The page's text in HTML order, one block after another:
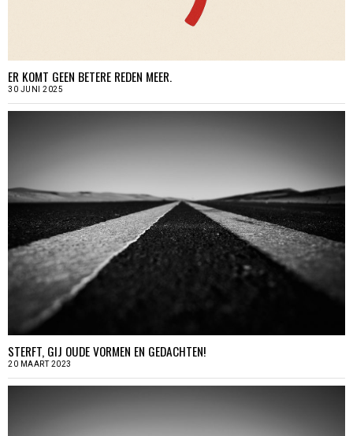
ER KOMT GEEN BETERE REDEN MEER.
30 JUNI 2025
STERFT, GIJ OUDE VORMEN EN GEDACHTEN!
20 MAART 2023